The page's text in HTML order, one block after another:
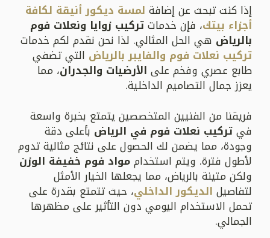
إذا كنت تبحث عن إضافة لمسة ديكور أنيقة لكافة
أجزاء بيتك، فإن خدماتتركيب زوايا ونعلات فوم
بالرياض هي الحل المثالي. لذا نحن نقدم لكم خدمات
تركيب نعلات فوم والفايبر بالرياض التي تضفي
طابع عصري وفخم على الأرضيات والجدران، مما
يعزز جمال التصاميم الداخلية.
فريقنا من الفنيين المتخصصين يتمتع بخبرة واسعة
فيتركيب نعلات فوم في الرياض بأعلى دقة
وجودة، مما يضمن لك الحصول على نتائج مثالية تدوم
لأطول فترة. ويتم استخداممواد فوم خفيفة الوزن
ولكن متينة بالرياض، مما يجعلها الخيار الأمثل
لتفاصيل الديكور الداخلي، حيث تتمتع بقدرة على
تحمل الاستخدام اليومي دون التأثير على مظهرها
الجمالي.